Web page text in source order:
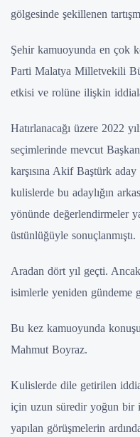
gölgesinde şekillenen
Şehir kamuoyunda en çok
Parti Malatya Milletvekili
etkisi ve rolüne ilişkin
Hatırlanacağı üzere 2022
seçimlerinde mevcut
karşısına Akif Baştürk
kulislerde bu adaylığın
yönünde değerlendirmeler
üstünlüğüyle sonuçlanmıştı.
Aradan dört yıl geçti.
isimlerle yeniden gündeme
Bu kez kamuoyunda
Mahmut Boyraz.
Kulislerde dile getirilen
için uzun süredir yoğun bir
yapılan görüşmelerin